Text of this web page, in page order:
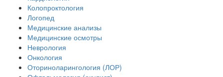
Колопроктология
Логопед
Медицинские анализы
Медицинские осмотры
Неврология
Онкология
Оториноларингология (ЛОР)